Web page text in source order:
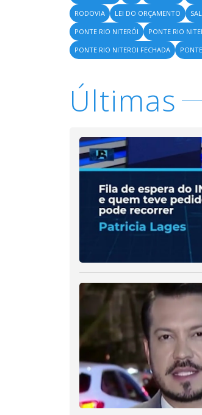
RODOVIA
LEI DO ORÇAMENTO
PONTE RIO NITERÓI
PONTE RIO
PONTE RIO NITEROI FECHADA
Últimas